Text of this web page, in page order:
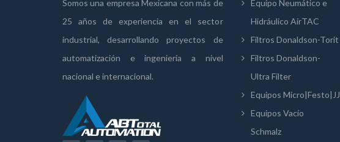
Somos una empresa Mexicana con más de
25 años de experiencia en el sector
industrial, desarrollando proyectos de
automatización e ingeniería a nivel
nacional e internacional.
Equipo Neumático e
Hidráulico AirTAC
Filtros Donaldson-Torit
Filtros Donaldson-
Ultra Filter
Equipos Micro|Festo|JJ
Equipos Vacío
Schmalz